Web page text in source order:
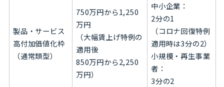
製品・サービス
高付加価値化枠
（通常類型）
750万円から1,250
万円
（大幅賃上げ特例の
適用後
850万円から2,250
万円）
中小企業：
2分の1
（コロナ回復特例
適用時は3分の2）
小規模・再生事業
者：
3分の2